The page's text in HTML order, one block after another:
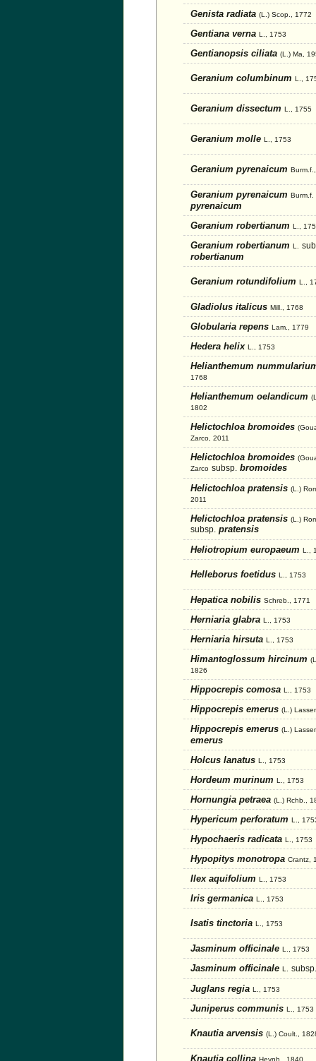
Genista radiata (L.) Scop., 1772
Gentiana verna L., 1753
Gentianopsis ciliata (L.) Ma,
Geranium columbinum L.,
Geranium dissectum L., 1755
Geranium molle L., 1753
Geranium pyrenaicum
Geranium pyrenaicum Burm.f.
pyrenaicum
Geranium robertianum L.,
Geranium robertianum L.
robertianum
Geranium rotundifolium L.,
Gladiolus italicus Mill., 1768
Globularia repens Lam., 1779
Hedera helix L., 1753
Helianthemum
1768
Helianthemum oelandicum
1802
Helictochloa bromoides
Zarco, 2011
Helictochloa bromoides
Zarco subsp.bromoides
Helictochloa pratensis (L.)
2011
Helictochloa pratensis (L.)
subsp.pratensis
Heliotropium europaeum L.,
Helleborus foetidus L., 1753
Hepatica nobilis Schreb., 1771
Herniaria glabra L., 1753
Herniaria hirsuta L., 1753
Himantoglossum hircinum
1826
Hippocrepis comosa L., 1753
Hippocrepis emerus (L.)
Hippocrepis emerus (L.)
emerus
Holcus lanatus L., 1753
Hordeum murinum L., 1753
Hornungia petraea (L.) Rchb.,
Hypericum perforatum L.,
Hypochaeris radicata L., 1753
Hypopitys monotropa Crantz,
Ilex aquifolium L., 1753
Iris germanica L., 1753
Isatis tinctoria L., 1753
Jasminum officinale L., 1753
Jasminum officinale L. subsp.
Juglans regia L., 1753
Juniperus communis L., 1753
Knautia arvensis (L.) Coult.,
Knautia collina